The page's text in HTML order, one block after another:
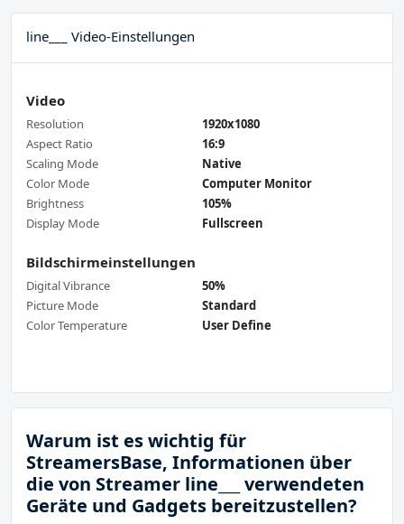
line___ Video-Einstellungen
Video
Resolution
1920x1080
Aspect Ratio
16:9
Scaling Mode
Native
Color Mode
Computer Monitor
Brightness
105%
Display Mode
Fullscreen
Bildschirmeinstellungen
Digital Vibrance
50%
Picture Mode
Standard
Color Temperature
User Define
Warum ist es wichtig für
StreamersBase, Informationen über
die von Streamer line___ verwendeten
Geräte und Gadgets bereitzustellen?